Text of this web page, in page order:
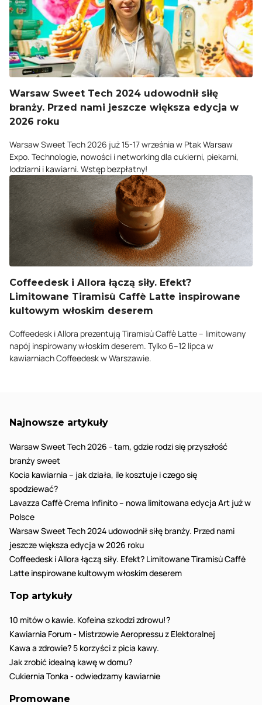
Warsaw Sweet Tech 2024 udowodnił siłę
branży. Przed nami jeszcze większa edycja w
2026 roku
Warsaw Sweet Tech 2026 już 15-17 września w Ptak Warsaw
Expo. Technologie, nowości i networking dla cukierni, piekarni,
lodziarni i kawiarni. Wstęp bezpłatny!
Coffeedesk i Allora łączą siły. Efekt?
Limitowane Tiramisù Caffè Latte inspirowane
kultowym włoskim deserem
Coffeedesk i Allora prezentują Tiramisù Caffè Latte – limitowany
napój inspirowany włoskim deserem. Tylko 6–12 lipca w
kawiarniach Coffeedesk w Warszawie.
Najnowsze artykuły
Warsaw Sweet Tech 2026 - tam, gdzie rodzi się przyszłość
branży sweet
Kocia kawiarnia – jak działa, ile kosztuje i czego się
spodziewać?
Lavazza Caffè Crema Infinito – nowa limitowana edycja Art już w
Polsce
Warsaw Sweet Tech 2024 udowodnił siłę branży. Przed nami
jeszcze większa edycja w 2026 roku
Coffeedesk i Allora łączą siły. Efekt? Limitowane Tiramisù Caffè
Latte inspirowane kultowym włoskim deserem
Top artykuły
10 mitów o kawie. Kofeina szkodzi zdrowu!?
Kawiarnia Forum - Mistrzowie Aeropressu z Elektoralnej
Kawa a zdrowie? 5 korzyści z picia kawy.
Jak zrobić idealną kawę w domu?
Cukiernia Tonka - odwiedzamy kawiarnie
Promowane